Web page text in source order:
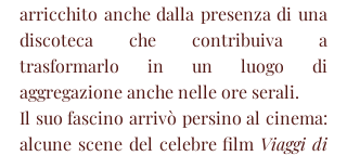
arricchito anche dalla presenza di una
discoteca che contribuiva a
trasformarlo in un luogo di
aggregazione anche nelle ore serali.
Il suo fascino arrivò persino al cinema:
alcune scene del celebre film Viaggi di